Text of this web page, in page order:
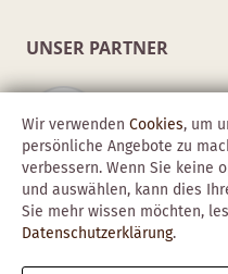
UNSER PARTNER
Wir verwenden Cookies, um
persönliche Angebote zu
verbessern. Wenn Sie keine
und auswählen, kann dies
Sie mehr wissen möchten,
Datenschutzerklärung.